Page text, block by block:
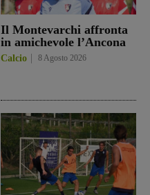
Il Montevarchi affronta
in amichevole l’Ancona
Calcio 8 Agosto 2026